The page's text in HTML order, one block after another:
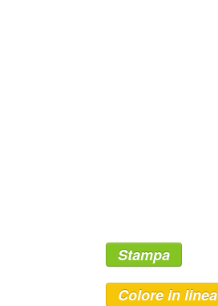
Stampa
Colore in linea